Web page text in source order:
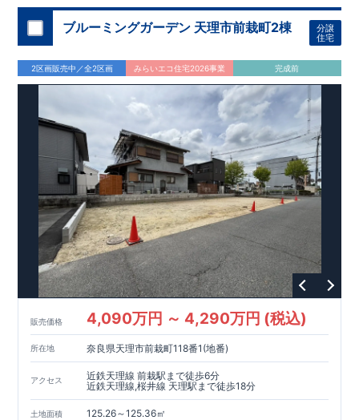
『市立メディカルセンター』徒歩約10分
ブルーミングガーデン 天理市前栽町2棟
分譲
住宅
2区画販売中／全2区画 みらいエコ住宅2026事業 完成前
販売価格 4,090万円 ～ 4,290万円 (税込)
所在地 奈良県天理市前栽町118番1(地番)
アクセス
近鉄天理線 前栽駅まで徒歩6分
近鉄天理線,桜井線 天理駅まで徒歩18分
土地面積 125.26～125.36㎡